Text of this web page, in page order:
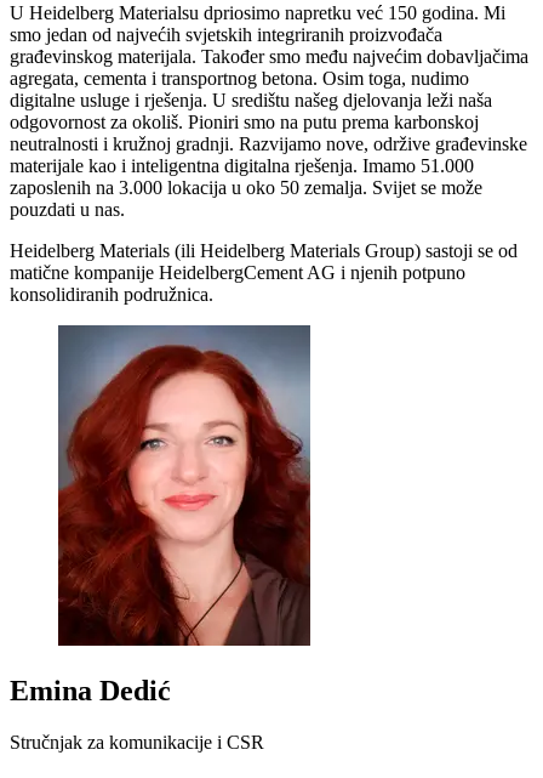
U Heidelberg Materialsu dpriosimo napretku već 150 godina. Mi
smo jedan od najvećih svjetskih integriranih proizvođača
građevinskog materijala. Također smo među najvećim dobavljačima
agregata, cementa i transportnog betona. Osim toga, nudimo
digitalne usluge i rješenja. U središtu našeg djelovanja leži naša
odgovornost za okoliš. Pioniri smo na putu prema karbonskoj
neutralnosti i kružnoj gradnji. Razvijamo nove, održive građevinske
materijale kao i inteligentna digitalna rješenja. Imamo 51.000
zaposlenih na 3.000 lokacija u oko 50 zemalja. Svijet se može
pouzdati u nas.
Heidelberg Materials (ili Heidelberg Materials Group) sastoji se od
matične kompanije HeidelbergCement AG i njenih potpuno
konsolidiranih podružnica.
Emina Dedić
Stručnjak za komunikacije i CSR